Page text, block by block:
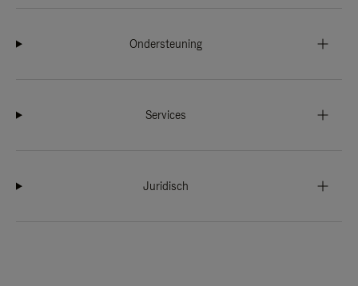
Ondersteuning
Services
Juridisch